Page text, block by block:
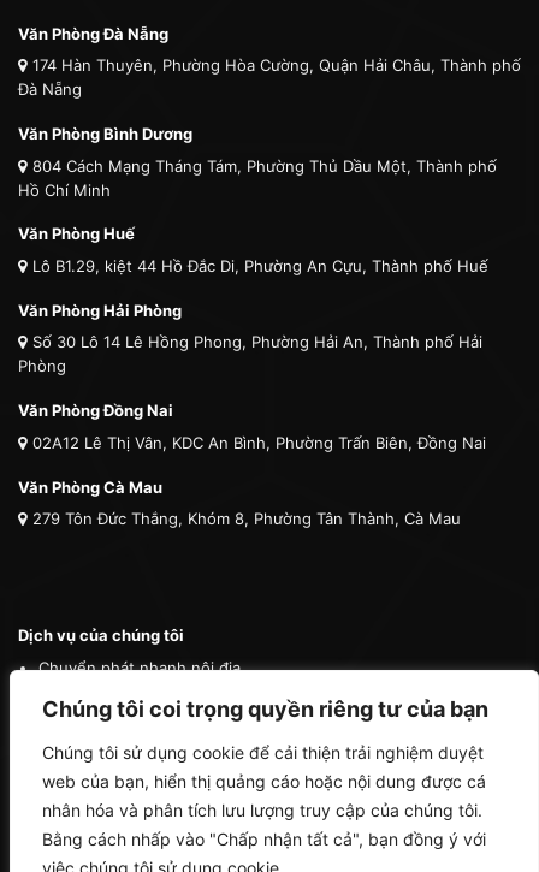
Chúng tôi coi trọng quyền riêng tư của bạn
Chúng tôi sử dụng cookie để cải thiện trải nghiệm duyệt
web của bạn, hiển thị quảng cáo hoặc nội dung được cá
nhân hóa và phân tích lưu lượng truy cập của chúng tôi.
Bằng cách nhấp vào "Chấp nhận tất cả", bạn đồng ý với
việc chúng tôi sử dụng cookie.
Văn Phòng Đà Nẵng
174 Hàn Thuyên, Phường Hòa Cường, Quận Hải Châu, Thành phố
Đà Nẵng
Văn Phòng Bình Dương
804 Cách Mạng Tháng Tám, Phường Thủ Dầu Một, Thành phố
Hồ Chí Minh
Văn Phòng Huế
Lô B1.29, kiệt 44 Hồ Đắc Di, Phường An Cựu, Thành phố Huế
Văn Phòng Hải Phòng
Số 30 Lô 14 Lê Hồng Phong, Phường Hải An, Thành phố Hải
Phòng
Văn Phòng Đồng Nai
02A12 Lê Thị Vân, KDC An Bình, Phường Trấn Biên, Đồng Nai
Văn Phòng Cà Mau
279 Tôn Đức Thắng, Khóm 8, Phường Tân Thành, Cà Mau
Dịch vụ của chúng tôi
Chuyển phát nhanh nội địa
Chuyển phát nhanh quốc tế
Vận chuyển thú cưng
Mua hộ hàng nước ngoài